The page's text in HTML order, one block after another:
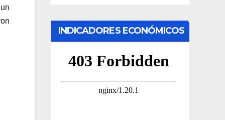
INDICADORES ECONÓMICOS